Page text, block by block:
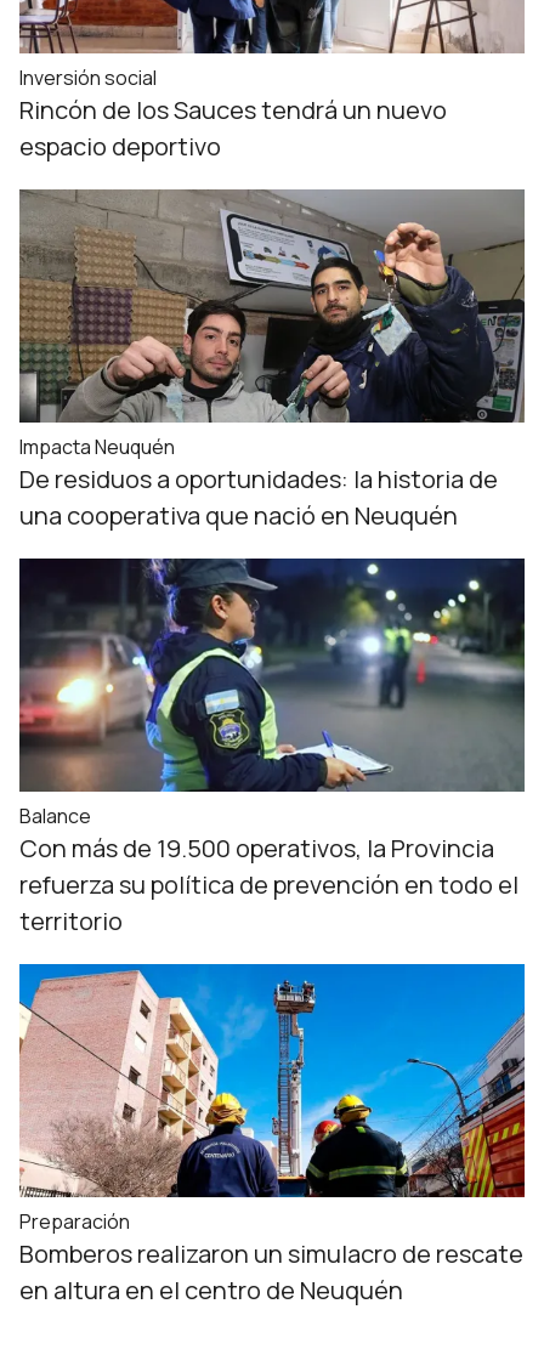
Inversión social
Rincón de los Sauces tendrá un nuevo
espacio deportivo
Impacta Neuquén
De residuos a oportunidades: la historia de
una cooperativa que nació en Neuquén
Balance
Con más de 19.500 operativos, la Provincia
refuerza su política de prevención en todo el
territorio
Preparación
Bomberos realizaron un simulacro de rescate
en altura en el centro de Neuquén